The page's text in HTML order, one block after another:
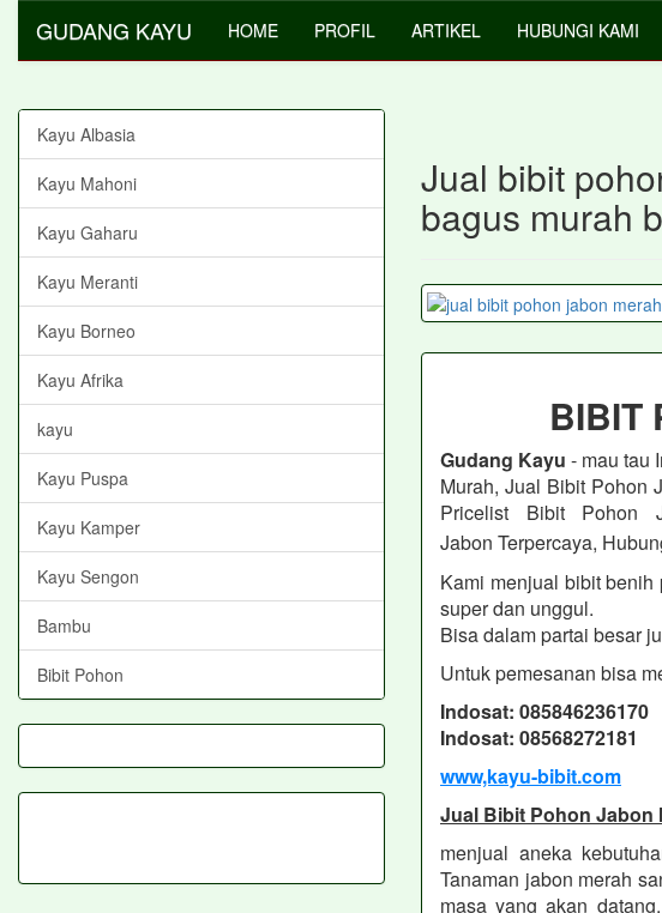
GUDANG KAYU HOME PROFIL ARTIKEL HUBUNGI KAMI
Jual bibit
bagus murah
BIBIT
Gudang Kayu - mau tau
Murah, Jual Bibit Pohon
Pricelist Bibit Pohon
Jabon Terpercaya,
Kami menjual bibit
super dan unggul.
Bisa dalam partai besar
Untuk pemesanan bisa
Indosat: 085846236170
Indosat: 08568272181
www,kayu-bibit.com
Jual Bibit Pohon Jabon
menjual aneka
Tanaman jabon merah
masa yang akan
Kayu Albasia
Kayu Mahoni
Kayu Gaharu
Kayu Meranti
Kayu Borneo
Kayu Afrika
kayu
Kayu Puspa
Kayu Kamper
Kayu Sengon
Bambu
Bibit Pohon